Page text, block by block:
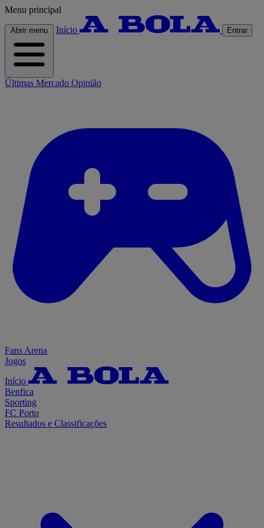
Menu principal
Abrir menu Início Entrar
Últimas Mercado Opinião
Fans Arena
Jogos
Início
Benfica
Sporting
FC Porto
Resultados e Classificações